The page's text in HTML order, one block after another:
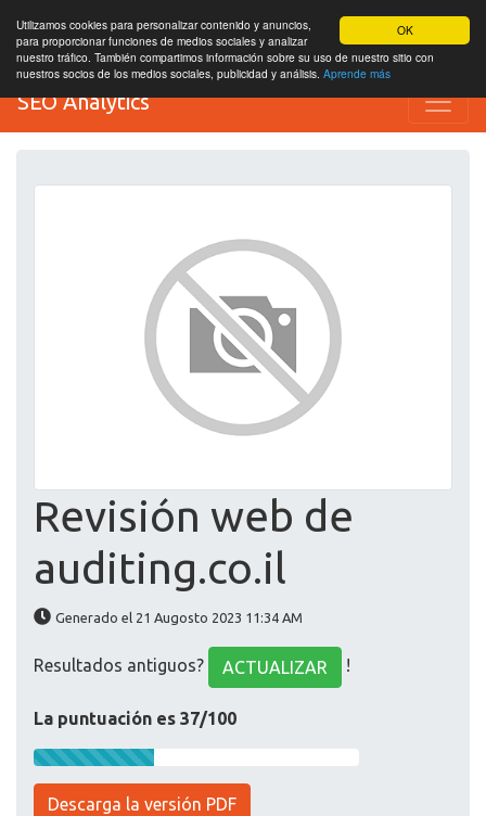
OK
Utilizamos cookies para personalizar contenido y anuncios,
para proporcionar funciones de medios sociales y analizar
nuestro tráfico. También compartimos información sobre su uso de nuestro sitio con
nuestros socios de los medios sociales, publicidad y análisis. Aprende más
SEO Analytics
Revisión web de
auditing.co.il
Generado el 21 Augosto 2023 11:34 AM
Resultados antiguos? ACTUALIZAR !
La puntuación es 37/100
Descarga la versión PDF